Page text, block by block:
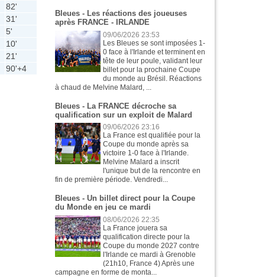
82'
31'
5'
10'
21'
90'+4
Bleues - Les réactions des joueuses
après FRANCE - IRLANDE
09/06/2026 23:53
Les Bleues se sont imposées 1-
0 face à l'Irlande et terminent en
tête de leur poule, validant leur
billet pour la prochaine Coupe
du monde au Brésil. Réactions
à chaud de Melvine Malard, ...
Bleues - La FRANCE décroche sa
qualification sur un exploit de Malard
09/06/2026 23:16
La France est qualifiée pour la
Coupe du monde après sa
victoire 1-0 face à l'Irlande.
Melvine Malard a inscrit
l'unique but de la rencontre en
fin de première période. Vendredi...
Bleues - Un billet direct pour la Coupe
du Monde en jeu ce mardi
08/06/2026 22:35
La France jouera sa
qualification directe pour la
Coupe du monde 2027 contre
l'Irlande ce mardi à Grenoble
(21h10, France 4) Après une
campagne en forme de monta...